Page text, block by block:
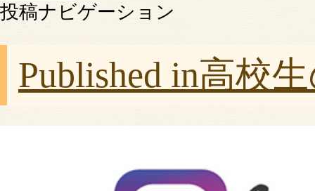
投稿ナビゲーション
Published in高校